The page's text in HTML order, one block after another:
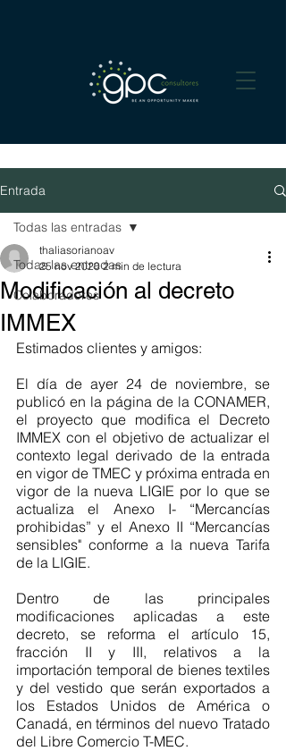
Entrada
Todas las entradas
Colaboradores
Todas las entradas
Modificación al decreto
IMMEX
thaliasorianoav
25 nov 2020 2 min de lectura
Estimados clientes y amigos:
El día de ayer 24 de noviembre, se
publicó en la página de la CONAMER,
el proyecto que modifica el Decreto
IMMEX con el objetivo de actualizar el
contexto legal derivado de la entrada
en vigor de TMEC y próxima entrada en
actualiza el Anexo I- “Mercancías
prohibidas” y el Anexo II “Mercancías
sensibles" conforme a la nueva Tarifa
de la LIGIE.
Dentro de las principales
modificaciones aplicadas a este
decreto, se reforma el artículo 15,
fracción II y III, relativos a la
importación temporal de bienes textiles
y del vestido que serán exportados a
los Estados Unidos de América o
Canadá, en términos del nuevo Tratado
del Libre Comercio T-MEC.